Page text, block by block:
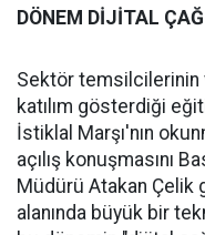
DÖNEM DİJİTAL
Sektör temsilcilerinin
katılım gösterdiği
İstiklal Marşı'nın
açılış konuşmasını
Müdürü Atakan Çelik
alanında büyük bir